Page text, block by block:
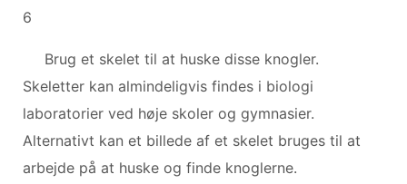
6
Brug et skelet til at huske disse knogler.
Skeletter kan almindeligvis findes i biologi
laboratorier ved høje skoler og gymnasier.
Alternativt kan et billede af et skelet bruges til at
arbejde på at huske og finde knoglerne.